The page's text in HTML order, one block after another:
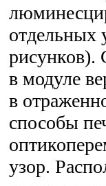
отдельных
рисунков).
в модуле
в
способы
узор.